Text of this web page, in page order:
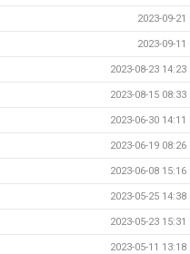
2023-09-21
2023-09-11
2023-08-23 14:23
2023-08-15 08:33
2023-06-30 14:11
2023-06-19 08:26
2023-06-08 15:16
2023-05-25 14:38
2023-05-23 15:31
2023-05-11 13:18